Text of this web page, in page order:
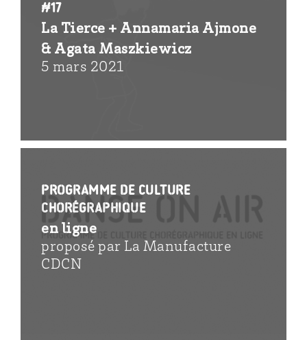
#17
La Tierce + Annamaria Ajmone
& Agata Maszkiewicz
5 mars 2021
Programme de culture
chorégraphique
en ligne
proposé par La Manufacture
CDCN